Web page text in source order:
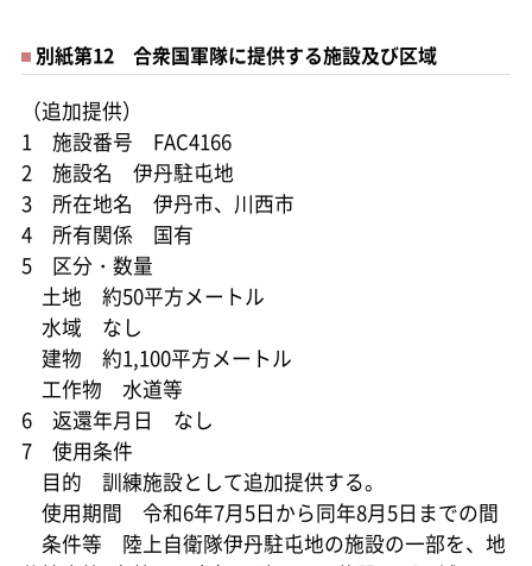
別紙第12 合衆国軍隊に提供する施設及び区域
（追加提供）
1 施設番号 FAC4166
2 施設名 伊丹駐屯地
3 所在地名 伊丹市、川西市
4 所有関係 国有
5 区分・数量
土地 約50平方メートル
水域 なし
建物 約1,100平方メートル
工作物 水道等
6 返還年月日 なし
7 使用条件
目的 訓練施設として追加提供する。
使用期間 令和6年7月5日から同年8月5日までの間
条件等 陸上自衛隊伊丹駐屯地の施設の一部を、地